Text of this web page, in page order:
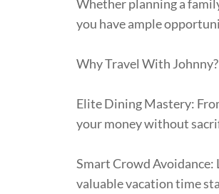
Whether planning a
you have ample
Why Travel With Johnny?
Elite Dining Mastery:
your money without
Smart Crowd Avoidance:
valuable vacation time